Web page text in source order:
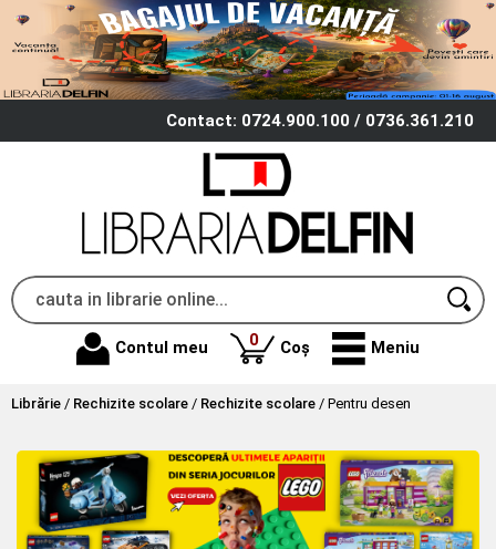
Contact: 0724.900.100 / 0736.361.210
Contul meu 0produse
Coș Meniu
Librărie / Rechizite scolare / Rechizite scolare / Pentru desen